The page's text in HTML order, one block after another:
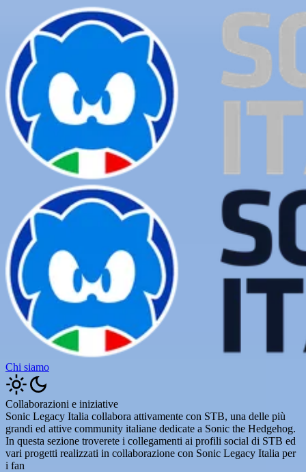
Chi siamo
Collaborazioni e iniziative
Sonic Legacy Italia collabora attivamente con STB, una delle più
grandi ed attive community italiane dedicate a Sonic the Hedgehog.
In questa sezione troverete i collegamenti ai profili social di STB ed
vari progetti realizzati in collaborazione con Sonic Legacy Italia per
i fan